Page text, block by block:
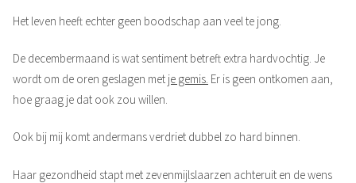
Het leven heeft echter geen boodschap aan veel te jong.
De decembermaand is wat sentiment betreft extra hardvochtig. Je
wordt om de oren geslagen met je gemis. Er is geen ontkomen aan,
hoe graag je dat ook zou willen.
Ook bij mij komt andermans verdriet dubbel zo hard binnen.
Haar gezondheid stapt met zevenmijlslaarzen achteruit en de wens